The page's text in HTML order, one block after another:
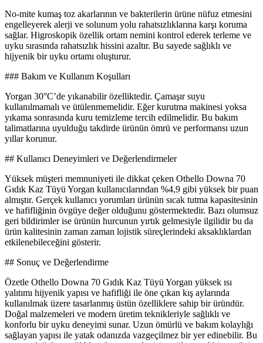
No-mite kumaş toz akarlarının ve bakterilerin ürüne nüfuz etmesini
engelleyerek alerji ve solunum yolu rahatsızlıklarına karşı koruma
sağlar. Higroskopik özellik ortam nemini kontrol ederek terleme ve
uyku sırasında rahatsızlık hissini azaltır. Bu sayede sağlıklı ve
hijyenik bir uyku ortamı oluşturur.
### Bakım ve Kullanım Koşulları
Yorgan 30°C’de yıkanabilir özelliktedir. Çamaşır suyu
kullanılmamalı ve ütülenmemelidir. Eğer kurutma makinesi yoksa
yıkama sonrasında kuru temizleme tercih edilmelidir. Bu bakım
talimatlarına uyulduğu takdirde ürünün ömrü ve performansı uzun
yıllar korunur.
## Kullanıcı Deneyimleri ve Değerlendirmeler
Yüksek müşteri memnuniyeti ile dikkat çeken Othello Downa 70
Gıdık Kaz Tüyü Yorgan kullanıcılarından %4,9 gibi yüksek bir puan
almıştır. Gerçek kullanıcı yorumları ürünün sıcak tutma kapasitesinin
ve hafifliğinin övgüye değer olduğunu göstermektedir. Bazı olumsuz
geri bildirimler ise ürünün hurcunun yırtık gelmesiyle ilgilidir bu da
ürün kalitesinin zaman zaman lojistik süreçlerindeki aksaklıklardan
etkilenebileceğini gösterir.
## Sonuç ve Değerlendirme
Özetle Othello Downa 70 Gıdık Kaz Tüyü Yorgan yüksek ısı
yalıtımı hijyenik yapısı ve hafifliği ile öne çıkan kış aylarında
kullanılmak üzere tasarlanmış üstün özelliklere sahip bir üründür.
Doğal malzemeleri ve modern üretim teknikleriyle sağlıklı ve
konforlu bir uyku deneyimi sunar. Uzun ömürlü ve bakım kolaylığı
sağlayan yapısı ile yatak odanızda vazgeçilmez bir yer edinebilir. Bu